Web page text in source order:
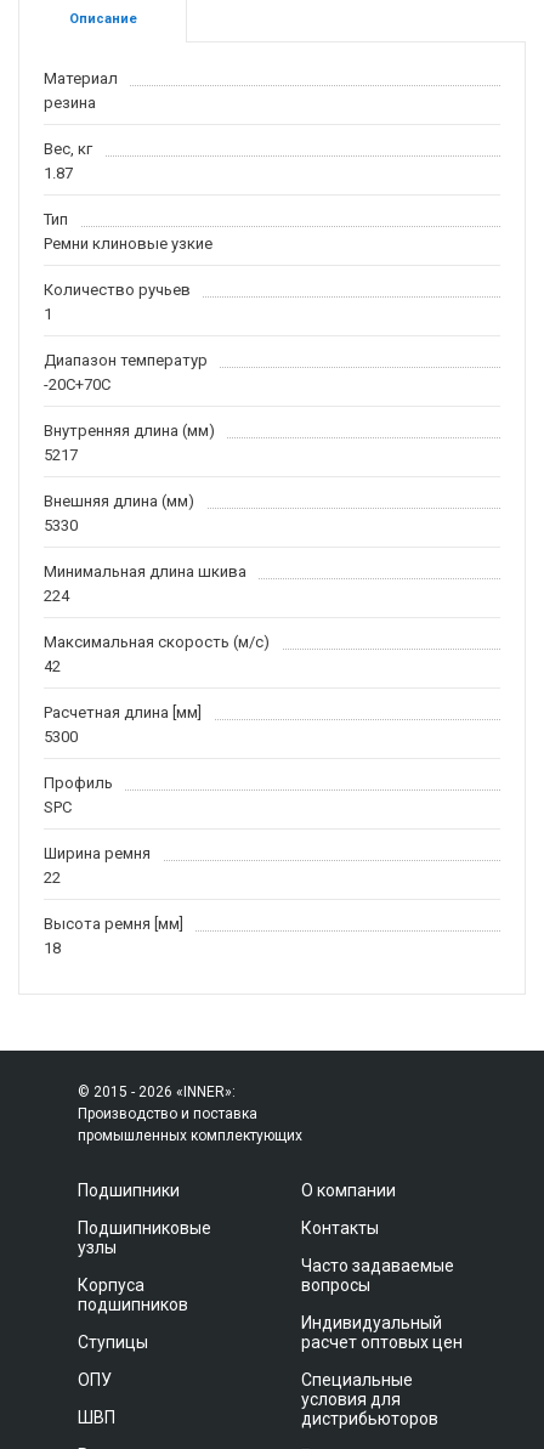
Описание
Материал
резина
Вес, кг
1.87
Тип
Ремни клиновые узкие
Количество ручьев
1
Диапазон температур
-20С+70С
Внутренняя длина (мм)
5217
Внешняя длина (мм)
5330
Минимальная длина шкива
224
Максимальная скорость (м/c)
42
Расчетная длина [мм]
5300
Профиль
SPC
Ширина ремня
22
Высота ремня [мм]
18
© 2015 - 2026 «INNER»:
Производство и поставка
промышленных комплектующих
Подшипники
Подшипниковые
узлы
Корпуса
подшипников
Ступицы
ОПУ
ШВП
О компании
Контакты
Часто задаваемые
вопросы
Индивидуальный
расчет оптовых цен
Специальные
условия для
дистрибьюторов